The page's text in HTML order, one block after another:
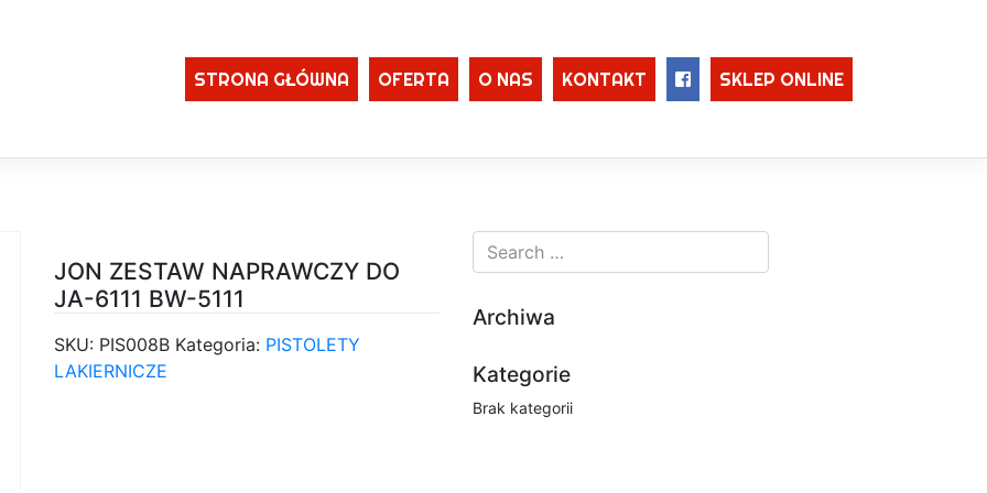
STRONA GŁÓWNA OFERTA O NAS KONTAKT SKLEP ONLINE
JON ZESTAW NAPRAWCZY DO
JA-6111 BW-5111
SKU: PIS008B Kategoria: PISTOLETY
LAKIERNICZE
Archiwa
Kategorie
Brak kategorii